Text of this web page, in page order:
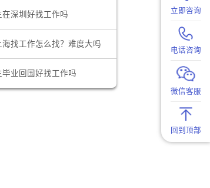
【阿里国际实习内推】 留学生专属实习项目，官方合作资源总部办公
海归留学生在深圳好找工作吗